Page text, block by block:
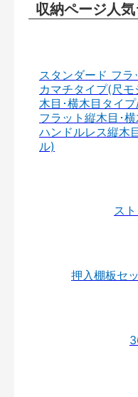
収納ページ人
スタンダード フ
カマチタイプ(尺
木目･横木目タイ
フラット縦木目･
ハンドルレス縦木
ル)
ス
押入棚板セ